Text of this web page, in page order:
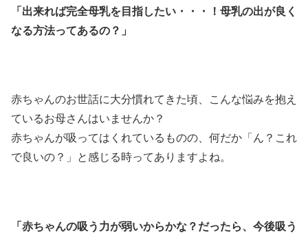
「出来れば完全母乳を目指したい・・・！母乳の出が良く
なる方法ってあるの？」
赤ちゃんのお世話に大分慣れてきた頃、こんな悩みを抱え
ているお母さんはいませんか？
赤ちゃんが吸ってはくれているものの、何だか「ん？これ
で良いの？」と感じる時ってありますよね。
「赤ちゃんの吸う力が弱いからかな？だったら、今後吸う